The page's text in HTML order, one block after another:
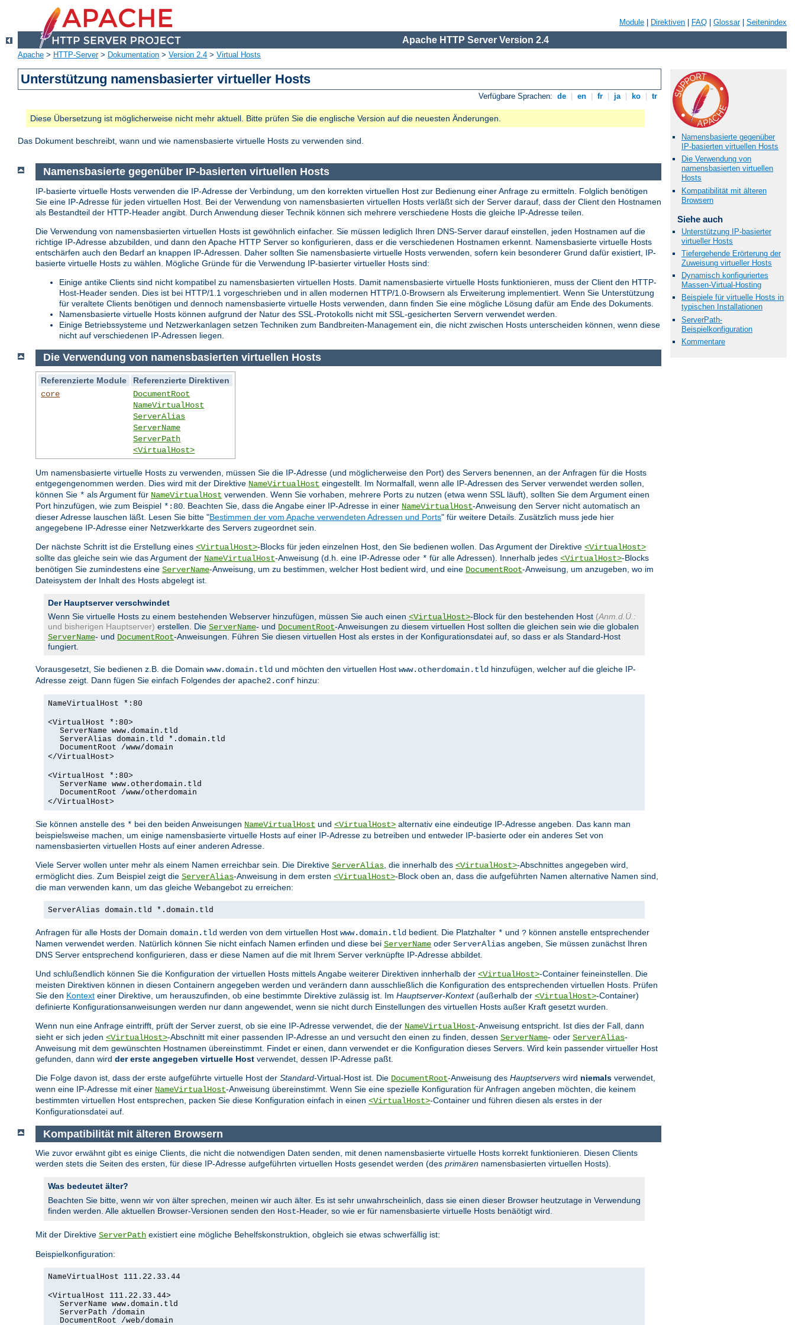
Module Direktiven FAQ Glossar| Seitenindex
Apache HTTP Server Version 2.4
Apache > HTTP-Server> Dokumentation > Version 2.4 > Virtual Hosts
Unterstützung namensbasierter virtueller Hosts
Verfügbare Sprachen: de en fr ja ko tr
Diese Übersetzung ist möglicherweise nicht mehr aktuell. Bitte prüfen Sie die englische Version auf die neuesten Änderungen.
Das Dokument beschreibt, wann und wie namensbasierte virtuelle Hosts zu verwenden sind.
Namensbasierte gegenüber
IP-basierten virtuellen Hosts
Die Verwendung von
namensbasierten virtuellen
Hosts
Kompatibilität mit älteren
Browsern
Siehe auch
Unterstützung IP-basierter
virtueller Hosts
Tiefergehende Erörterung der
Zuweisung virtueller Hosts
Dynamisch konfiguriertes
Massen-Virtual-Hosting
Beispiele für virtuelle Hosts in
typischen Installationen
ServerPath-
Beispielkonfiguration
Kommentare
Namensbasierte gegenüber IP-basierten virtuellen Hosts
IP-basierte virtuelle Hosts verwenden die IP-Adresse der Verbindung, um den korrekten virtuellen Host zur Bedienung einer Anfrage zu ermitteln. Folglich benötigen
Sie eine IP-Adresse für jeden virtuellen Host. Bei der Verwendung von namensbasierten virtuellen Hosts verläßt sich der Server darauf, dass der Client den Hostnamen
als Bestandteil der HTTP-Header angibt. Durch Anwendung dieser Technik können sich mehrere verschiedene Hosts die gleiche IP-Adresse teilen.
Die Verwendung von namensbasierten virtuellen Hosts ist gewöhnlich einfacher. Sie müssen lediglich Ihren DNS-Server darauf einstellen, jeden Hostnamen auf die
richtige IP-Adresse abzubilden, und dann den Apache HTTP Server so konfigurieren, dass er die verschiedenen Hostnamen erkennt. Namensbasierte virtuelle Hosts
entschärfen auch den Bedarf an knappen IP-Adressen. Daher sollten Sie namensbasierte virtuelle Hosts verwenden, sofern kein besonderer Grund dafür existiert, IP-
basierte virtuelle Hosts zu wählen. Mögliche Gründe für die Verwendung IP-basierter virtueller Hosts sind:
Einige antike Clients sind nicht kompatibel zu namensbasierten virtuellen Hosts. Damit namensbasierte virtuelle Hosts funktionieren, muss der Client den HTTP-
Host-Header senden. Dies ist bei HTTP/1.1 vorgeschrieben und in allen modernen HTTP/1.0-Browsern als Erweiterung implementiert. Wenn Sie Unterstützung
für veraltete Clients benötigen und dennoch namensbasierte virtuelle Hosts verwenden, dann finden Sie eine mögliche Lösung dafür am Ende des Dokuments.
Namensbasierte virtuelle Hosts können aufgrund der Natur des SSL-Protokolls nicht mit SSL-gesicherten Servern verwendet werden.
Einige Betriebssysteme und Netzwerkanlagen setzen Techniken zum Bandbreiten-Management ein, die nicht zwischen Hosts unterscheiden können, wenn diese
nicht auf verschiedenen IP-Adressen liegen.
Die Verwendung von namensbasierten virtuellen Hosts
Referenzierte Module
Referenzierte Direktiven
core
DocumentRoot
NameVirtualHost
ServerAlias
ServerName
ServerPath
<VirtualHost>
Um namensbasierte virtuelle Hosts zu verwenden, müssen Sie die IP-Adresse (und möglicherweise den Port) des Servers benennen, an der Anfragen für die Hosts
entgegengenommen werden. Dies wird mit der Direktive NameVirtualHost eingestellt. Im Normalfall, wenn alle IP-Adressen des Server verwendet werden sollen,
können Sie * als Argument für NameVirtualHost verwenden. Wenn Sie vorhaben, mehrere Ports zu nutzen (etwa wenn SSL läuft), sollten Sie dem Argument einen
Port hinzufügen, wie zum Beispiel *:80 . Beachten Sie, dass die Angabe einer IP-Adresse in einer NameVirtualHost-Anweisung den Server nicht automatisch an
dieser Adresse lauschen läßt. Lesen Sie bitte "Bestimmen der vom Apache verwendeten Adressen und Ports" für weitere Details. Zusätzlich muss jede hier
angegebene IP-Adresse einer Netzwerkkarte des Servers zugeordnet sein.
Der nächste Schritt ist die Erstellung eines <VirtualHost>-Blocks für jeden einzelnen Host, den Sie bedienen wollen. Das Argument der Direktive <VirtualHost>
sollte das gleiche sein wie das Argument der NameVirtualHost-Anweisung (d.h. eine IP-Adresse oder * für alle Adressen). Innerhalb jedes <VirtualHost>-Blocks
benötigen Sie zumindestens eine ServerName-Anweisung, um zu bestimmen, welcher Host bedient wird, und eine DocumentRoot-Anweisung, um anzugeben, wo im
Dateisystem der Inhalt des Hosts abgelegt ist.
Der Hauptserver verschwindet
Wenn Sie virtuelle Hosts zu einem bestehenden Webserver hinzufügen, müssen Sie auch einen <VirtualHost>-Block für den bestehenden Host (Anm.d.Ü.:
und bisherigen Hauptserver) erstellen. Die ServerName- und DocumentRoot-Anweisungen zu diesem virtuellen Host sollten die gleichen sein wie die globalen
ServerName- und DocumentRoot-Anweisungen. Führen Sie diesen virtuellen Host als erstes in der Konfigurationsdatei auf, so dass er als Standard-Host
fungiert.
Vorausgesetzt, Sie bedienen z.B. die Domain www.domain.tld und möchten den virtuellen Host www.otherdomain.tld hinzufügen, welcher auf die gleiche IP-
Adresse zeigt. Dann fügen Sie einfach Folgendes der apache2.conf hinzu:
NameVirtualHost *:80
<VirtualHost *:80>
ServerName www.domain.tld
ServerAlias domain.tld *.domain.tld
DocumentRoot /www/domain
</VirtualHost>
<VirtualHost *:80>
ServerName www.otherdomain.tld
DocumentRoot /www/otherdomain
</VirtualHost>
Sie können anstelle des * bei den beiden Anweisungen NameVirtualHost und <VirtualHost> alternativ eine eindeutige IP-Adresse angeben. Das kann man
beispielsweise machen, um einige namensbasierte virtuelle Hosts auf einer IP-Adresse zu betreiben und entweder IP-basierte oder ein anderes Set von
namensbasierten virtuellen Hosts auf einer anderen Adresse.
Viele Server wollen unter mehr als einem Namen erreichbar sein. Die Direktive ServerAlias , die innerhalb des <VirtualHost>-Abschnittes angegeben wird,
ermöglicht dies. Zum Beispiel zeigt die ServerAlias-Anweisung in dem ersten <VirtualHost>-Block oben an, dass die aufgeführten Namen alternative Namen sind,
die man verwenden kann, um das gleiche Webangebot zu erreichen:
ServerAlias domain.tld *.domain.tld
Anfragen für alle Hosts der Domain domain.tld werden von dem virtuellen Host www.domain.tld bedient. Die Platzhalter * und ? können anstelle entsprechender
Namen verwendet werden. Natürlich können Sie nicht einfach Namen erfinden und diese bei ServerName oder ServerAlias angeben, Sie müssen zunächst Ihren
DNS Server entsprechend konfigurieren, dass er diese Namen auf die mit Ihrem Server verknüpfte IP-Adresse abbildet.
Und schlußendlich können Sie die Konfiguration der virtuellen Hosts mittels Angabe weiterer Direktiven innherhalb der <VirtualHost>-Container feineinstellen. Die
meisten Direktiven können in diesen Containern angegeben werden und verändern dann ausschließlich die Konfiguration des entsprechenden virtuellen Hosts. Prüfen
Sie den Kontext einer Direktive, um herauszufinden, ob eine bestimmte Direktive zulässig ist. Im Hauptserver-Kontext(außerhalb der <VirtualHost>-Container)
definierte Konfigurationsanweisungen werden nur dann angewendet, wenn sie nicht durch Einstellungen des virtuellen Hosts außer Kraft gesetzt wurden.
Wenn nun eine Anfrage eintrifft, prüft der Server zuerst, ob sie eine IP-Adresse verwendet, die der NameVirtualHost-Anweisung entspricht. Ist dies der Fall, dann
sieht er sich jeden <VirtualHost>-Abschnitt mit einer passenden IP-Adresse an und versucht den einen zu finden, dessen ServerName- oder ServerAlias-
Anweisung mit dem gewünschten Hostnamen übereinstimmt. Findet er einen, dann verwendet er die Konfiguration dieses Servers. Wird kein passender virtueller Host
gefunden, dann wird der erste angegeben virtuelle Host verwendet, dessen IP-Adresse paßt.
Die Folge davon ist, dass der erste aufgeführte virtuelle Host der Standard-Virtual-Host ist. Die DocumentRoot-Anweisung des Hauptservers wird niemals verwendet,
wenn eine IP-Adresse mit einer NameVirtualHost-Anweisung übereinstimmt. Wenn Sie eine spezielle Konfiguration für Anfragen angeben möchten, die keinem
bestimmten virtuellen Host entsprechen, packen Sie diese Konfiguration einfach in einen <VirtualHost>-Container und führen diesen als erstes in der
Konfigurationsdatei auf.
Kompatibilität mit älteren Browsern
Wie zuvor erwähnt gibt es einige Clients, die nicht die notwendigen Daten senden, mit denen namensbasierte virtuelle Hosts korrekt funktionieren. Diesen Clients
werden stets die Seiten des ersten, für diese IP-Adresse aufgeführten virtuellen Hosts gesendet werden (des primären namensbasierten virtuellen Hosts).
Was bedeutet älter?
Beachten Sie bitte, wenn wir von älter sprechen, meinen wir auch älter. Es ist sehr unwahrscheinlich, dass sie einen dieser Browser heutzutage in Verwendung
finden werden. Alle aktuellen Browser-Versionen senden den Host-Header, so wie er für namensbasierte virtuelle Hosts benäötigt wird.
Mit der Direktive ServerPath existiert eine mögliche Behelfskonstruktion, obgleich sie etwas schwerfällig ist:
Beispielkonfiguration:
NameVirtualHost 111.22.33.44
<VirtualHost 111.22.33.44>
ServerName www.domain.tld
ServerPath /domain
DocumentRoot /web/domain